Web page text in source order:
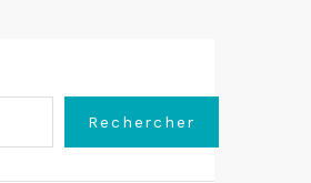
Rechercher